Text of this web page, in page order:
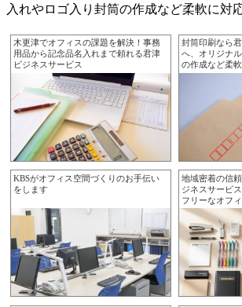
入れやロゴ入り封筒の作成など柔軟に対
木更津でオフィスの課題を解決！事務
用品から記念品名入れまで頼れる君津
ビジネスサービス
封筒印刷なら
へ、オリジナ
の作成など柔
KBSがオフィス空間づくりのお手伝い
をします
地域密着の信
ジネスサービ
フリーなオフ